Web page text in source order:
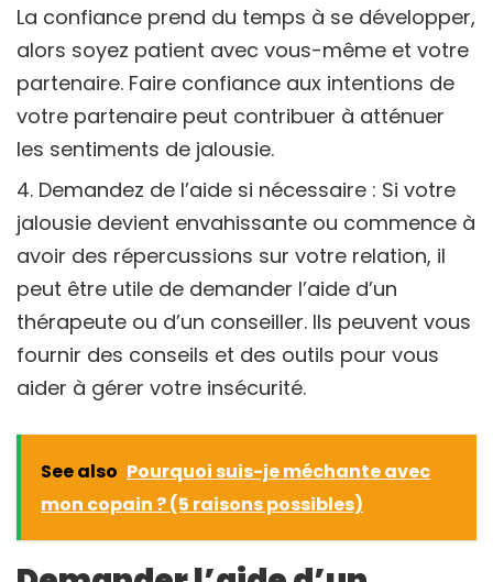
La confiance prend du temps à se développer,
alors soyez patient avec vous-même et votre
partenaire. Faire confiance aux intentions de
votre partenaire peut contribuer à atténuer
les sentiments de jalousie.
Demandez de l’aide si nécessaire : Si votre
jalousie devient envahissante ou commence à
avoir des répercussions sur votre relation, il
peut être utile de demander l’aide d’un
thérapeute ou d’un conseiller. Ils peuvent vous
fournir des conseils et des outils pour vous
aider à gérer votre insécurité.
See also Pourquoi suis-je méchante avec
mon copain ? (5 raisons possibles)